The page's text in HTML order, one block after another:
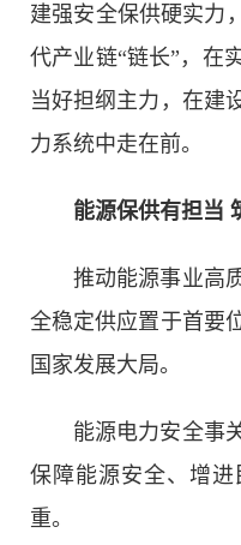
建强安全保供硬实力
代产业链“链长”，在
当好担纲主力，在建
力系统中走在前。
能源保供有担当
推动能源事业高
全稳定供应置于首要
国家发展大局。
能源电力安全事
保障能源安全、增
重。